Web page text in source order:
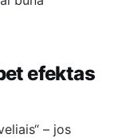
efektas
– jos